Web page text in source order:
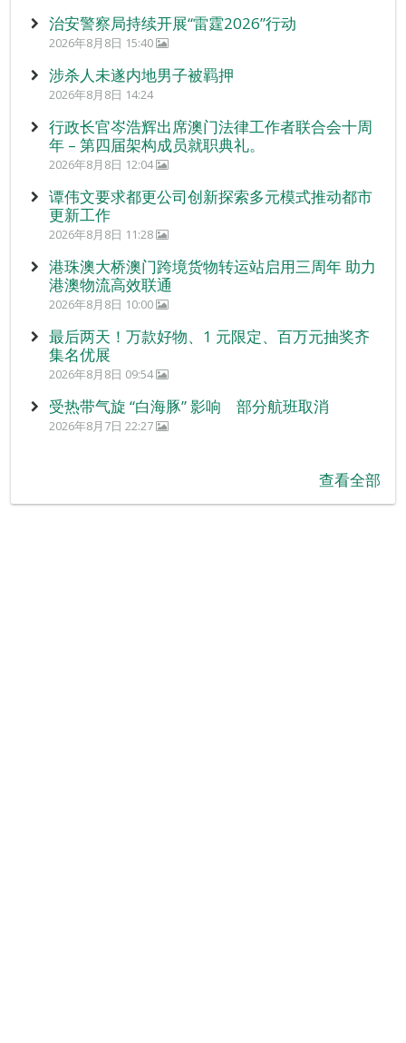
治安警察局持续开展“雷霆2026”行动
2026年8月8日 15:40
涉杀人未遂内地男子被羁押
2026年8月8日 14:24
行政长官岑浩辉出席澳门法律工作者联合会十周
年 – 第四届架构成员就职典礼。
2026年8月8日 12:04
谭伟文要求都更公司创新探索多元模式推动都市
更新工作
2026年8月8日 11:28
港珠澳大桥澳门跨境货物转运站启用三周年 助力
港澳物流高效联通
2026年8月8日 10:00
最后两天！万款好物、1 元限定、百万元抽奖齐
集名优展
2026年8月8日 09:54
受热带气旋 “白海豚” 影响 部分航班取消
2026年8月7日 22:27
查看全部